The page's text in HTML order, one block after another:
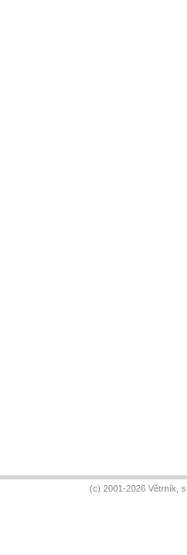
(c) 2001-2026 Větrník,